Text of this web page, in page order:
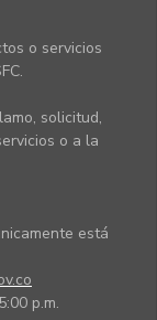
o servicios
solicitud,
o a la
está
p.m.